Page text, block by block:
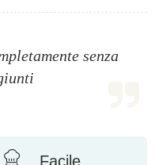
senza
Facile